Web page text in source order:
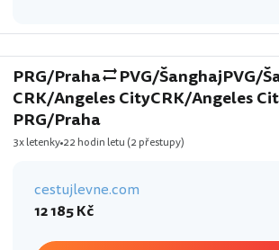
PRG/Praha PVG/ŠanghajPVG/
CRK/Angeles CityCRK/Angeles
PRG/Praha
3x letenky 22 hodin letu (2 přestupy)
cestujlevne.com
12 185 Kč